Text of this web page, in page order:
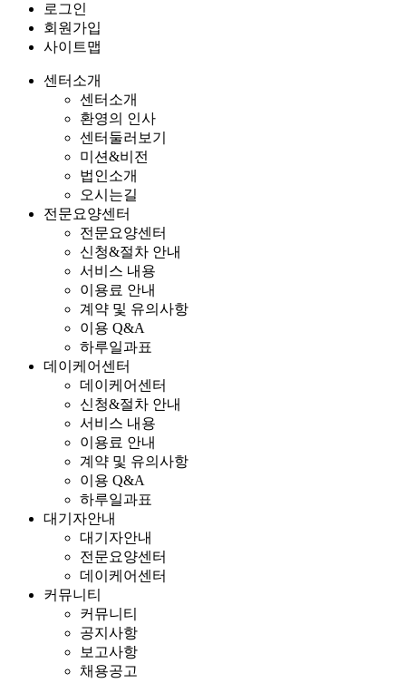
로그인
회원가입
사이트맵
센터소개
센터소개
환영의 인사
센터둘러보기
미션&비전
법인소개
오시는길
전문요양센터
전문요양센터
신청&절차 안내
서비스 내용
이용료 안내
계약 및 유의사항
이용 Q&A
하루일과표
데이케어센터
데이케어센터
신청&절차 안내
서비스 내용
이용료 안내
계약 및 유의사항
이용 Q&A
하루일과표
대기자안내
대기자안내
전문요양센터
데이케어센터
커뮤니티
커뮤니티
공지사항
보고사항
채용공고